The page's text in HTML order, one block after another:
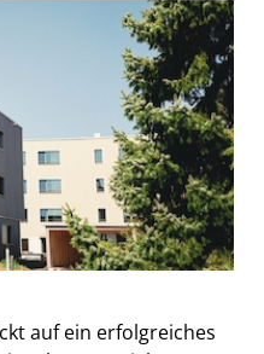
auf ein erfolgreiches